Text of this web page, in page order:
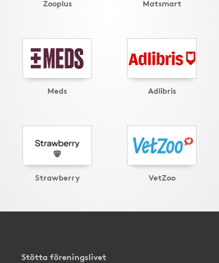
Zooplus Matsmart
Meds Adlibris
Strawberry VetZoo
Stötta föreningslivet